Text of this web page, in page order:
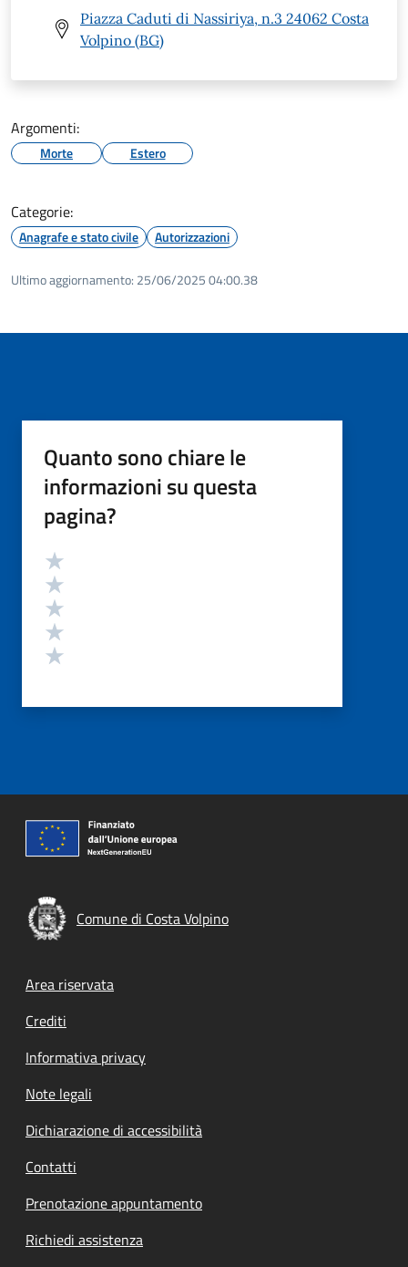
Piazza Caduti di Nassiriya, n.3 24062 Costa
Volpino (BG)
Argomenti:
Morte Estero
Categorie:
Anagrafe e stato civile Autorizzazioni
Ultimo aggiornamento: 25/06/2025 04:00.38
Quanto sono chiare le
informazioni su questa
pagina?
Valutazione
Comune di Costa Volpino
Footer menu
Area riservata
Crediti
Informativa privacy
Note legali
Dichiarazione di accessibilità
Contatti
Prenotazione appuntamento
Richiedi assistenza